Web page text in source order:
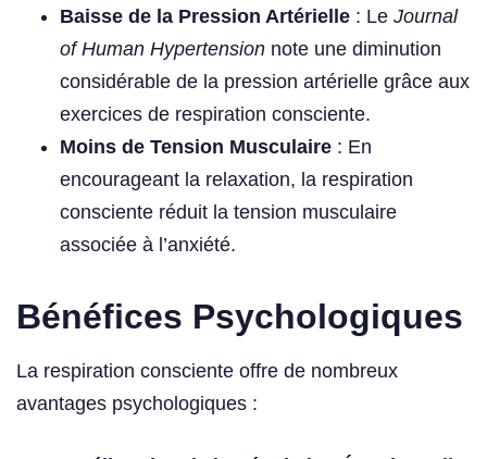
Baisse de la Pression Artérielle : Le Journal
of Human Hypertension note une diminution
considérable de la pression artérielle grâce aux
exercices de respiration consciente.
Moins de Tension Musculaire : En
encourageant la relaxation, la respiration
consciente réduit la tension musculaire
associée à l’anxiété.
Bénéfices Psychologiques
La respiration consciente offre de nombreux
avantages psychologiques :